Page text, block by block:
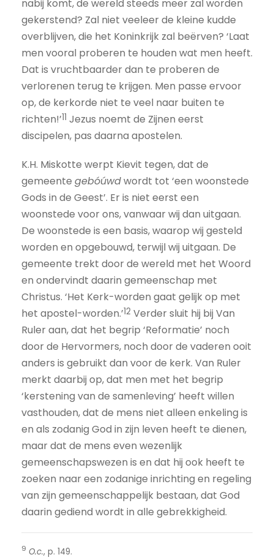
nabij komt, de wereld steeds meer zal worden
gekerstend? Zal niet veeleer de kleine kudde
overblijven, die het Koninkrijk zal beërven? ‘Laat
men vooral proberen te houden wat men heeft.
Dat is vruchtbaarder dan te proberen de
verlorenen terug te krijgen. Men passe ervoor
op, de kerkorde niet te veel naar buiten te
richten!’11 Jezus noemt de Zijnen eerst
discipelen, pas daarna apostelen.
K.H. Miskotte werpt Kievit tegen, dat de
gemeente gebóúwdwordt tot ‘een woonstede
Gods in de Geest’. Er is niet eerst een
woonstede voor ons, vanwaar wij dan uitgaan.
De woonstede is een basis, waarop wij gesteld
worden en opgebouwd, terwijl wij uitgaan. De
gemeente trekt door de wereld met het Woord
en ondervindt daarin gemeenschap met
Christus. ‘Het Kerk-worden gaat gelijk op met
het apostel-worden.’12 Verder sluit hij bij Van
Ruler aan, dat het begrip ‘Reformatie’ noch
door de Hervormers, noch door de vaderen ooit
anders is gebruikt dan voor de kerk. Van Ruler
merkt daarbij op, dat men met het begrip
‘kerstening van de samenleving’ heeft willen
vasthouden, dat de mens niet alleen enkeling is
en als zodanig God in zijn leven heeft te dienen,
maar dat de mens even wezenlijk
gemeenschapswezen is en dat hij ook heeft te
zoeken naar een zodanige inrichting en regeling
van zijn gemeenschappelijk bestaan, dat God
daarin gediend wordt in alle gebrekkigheid.
9 O.c., p. 149.